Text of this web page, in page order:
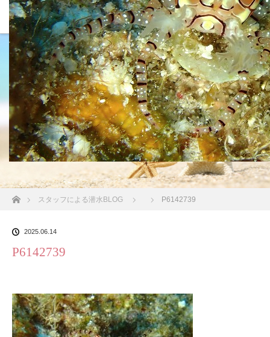
沖縄の海 BLOG
ホームスタッフによる潜水BLOG P6142739
2025.06.14
P6142739